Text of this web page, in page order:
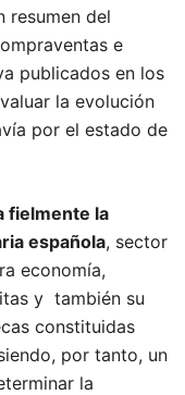
resumen del
e
publicados en los
la evolución
por el estado de
fielmente la
española, sector
economía,
y también su
constituidas
por tanto, un
la